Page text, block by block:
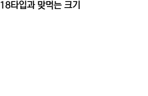
타입과 맞먹는 크기